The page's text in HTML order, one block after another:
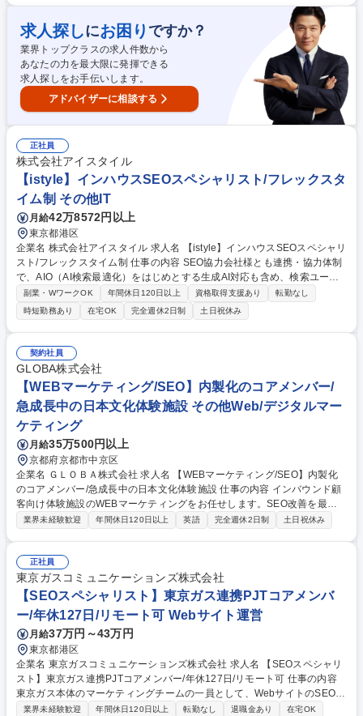
果検証 ■KPIの月次レポーティングと改善PDCAの推進 ■ディレクターやフ
ロントエンド担当と連携した実装仕様の調整 ■GTMやGA4のイベント設
計、施策の効果検証 ■入社後1ヶ月間はブランド理解のため店舗業務を経
験 募集職種 【自社ECグロース担当】GA4・SEOを活かし自社ブランドを
育てる◎年休144日
求人探しにお困り ですか？
業界トップクラスの求人件数から
あなたの力を最大限に発揮できる
求人探しをお手伝いします。
アドバイザーに相談する
正社員
株式会社アイスタイル
【istyle】インハウスSEOスペシャリスト/フレックスタ
イム制 その他IT
月給42万8572円以上
東京都港区
企業名 株式会社アイスタイル 求人名 【istyle】インハウスSEOスペシャリ
スト/フレックスタイム制 仕事の内容 SEO協力会社様とも連携・協力体制
で、AIO（AI検索最適化）をはじめとする生成AI対応も含め、検索ユーザ
ーの心理・行動変化を捉えた@cosmeにおけるSXO業務全般に幅広く携わ
って頂きます。 ◇organic流入状況の監視・分析・課題抽出・必要なレポ
ーティング ◇サーベイ・優先判断・推進 ◇事業計画／市場調査にもとづ
く戦略・施策の立案と推進 ◇保守・実装サポート・技術監査 ◇ガイドラ
イン準拠・ナレッジ化促進 ◇各プロジェクトのSEOサポート・推進 募集
職種 【istyle】インハウスSEOスペシャリスト/フレックスタイム制
副業・WワークOK 年間休日120日以上 資格取得支援あり
転勤なし
時短勤務あり
在宅OK 完全週休2日制 土日祝休み
契約社員
GLOBA株式会社
【WEBマーケティング/SEO】内製化のコアメンバー/
急成長中の日本文化体験施設 その他Web/デジタルマー
ケティング
月給35万500円以上
京都府京都市中京区
企業名 ＧＬＯＢＡ株式会社 求人名 【WEBマーケティング/SEO】内製化
のコアメンバー/急成長中の日本文化体験施設 仕事の内容 インバウンド顧
客向け体験施設のWEBマーケティングをお任せします。SEO改善を最優
先とし、Google広告やSNS運用など英語を用いた業務を幅広く担当いた
現在は外部コンサルを活用中ですが、将来的な完全内製化に向け、定例に
参加しながらノウハウを習得いただきます。SEO改善やGoogle広告運用
に加え、ブランド映像企画から体験の撮影・ディレクション、動画編集、
YouTube等のSNSコンテンツ制作まで幅広く携わります。日英の語学力を
活かし、目標達成に取り組む環境です。 募集職種 【WEBマーケティング/
SEO】内製化のコアメンバー/急成長中の日本文化体験施設
業界未経験歓迎 年間休日120日以上 英語 完全週休2日制 土日祝休み
正社員
東京ガスコミュニケーションズ株式会社
【SEOスペシャリスト】東京ガス連携PJTコアメンバ
ー/年休127日/リモート可 Webサイト運営
月給37万円～43万円
東京都港区
企業名 東京ガスコミュニケーションズ株式会社 求人名 【SEOスペシャリ
スト】東京ガス連携PJTコアメンバー/年休127日/リモート可 仕事の内容
東京ガス本体のマーケティングチームの一員として、WebサイトのSEO戦
略立案・実行を通じた事業のトップライン向上と、外部SEOコンサルタン
業界未経験歓迎 年間休日120日以上 転勤なし 退職金あり
在宅OK